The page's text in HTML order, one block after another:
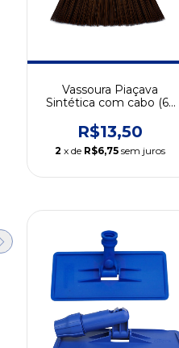
Vassoura Piaçava
Sintética com cabo (66
R$13,50
2 x de R$6,75 sem juros